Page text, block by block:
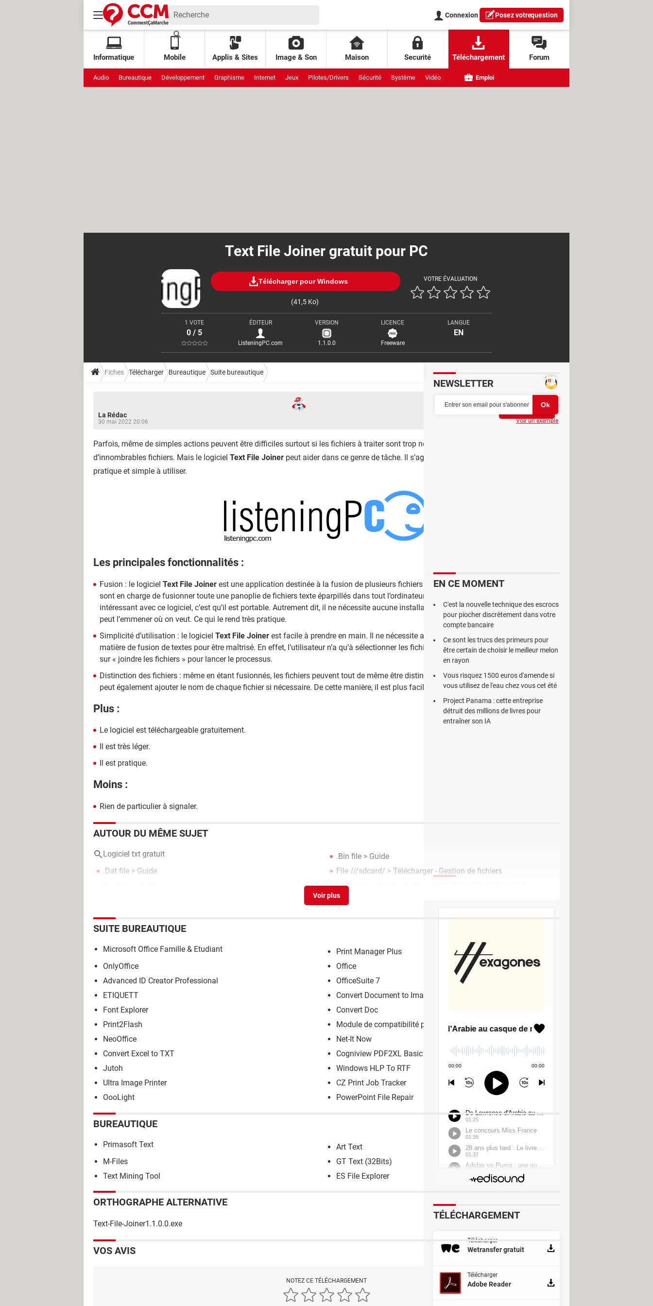
Connexion Posez votrequestion
Informatique Mobile Applis & Sites Image & Son Maison Securité Téléchargement Forum
Audio Bureautique Développement Graphisme Internet Jeux Pilotes/Drivers Sécurité Système Vidéo Emploi
Text File Joiner gratuit pour PC
Télécharger pour Windows
(41,5 Ko)
VOTRE ÉVALUATION
1 VOTE
0 / 5
ÉDITEUR
ListeningPC.com
VERSION
1.1.0.0
LICENCE
Freeware
LANGUE
EN
Fiches Télécharger Bureautique Suite bureautique
La Rédac
30 mai 2022 20:06
Parfois, même de simples actions peuvent être difficiles surtout si les fichiers à traiter sont trop nombreux. Tel est le cas de la fusion
d’innombrables fichiers. Mais le logiciel Text File Joiner peut aider dans ce genre de tâche. Il s’agit d’un outil de fusion de documents
pratique et simple à utiliser.
Les principales fonctionnalités :
Fusion : le logiciel Text File Joiner est une application destinée à la fusion de plusieurs fichiers texte. Il est surtout utile pour ceux qui
sont en charge de fusionner toute une panoplie de fichiers texte éparpillés dans tout l’ordinateur et ayant divers formats. Ce qui est
intéressant avec ce logiciel, c’est qu’il est portable. Autrement dit, il ne nécessite aucune installation pour fonctionner, mais aussi, on
peut l’emmener où on veut. Ce qui le rend très pratique.
Simplicité d’utilisation : le logiciel Text File Joiner est facile à prendre en main. Il ne nécessite aucune compétence particulière en
matière de fusion de textes pour être maîtrisé. En effet, l’utilisateur n’a qu’à sélectionner les fichiers qu’il souhaite fusionner et cliquer
sur « joindre les fichiers » pour lancer le processus.
Distinction des fichiers : même en étant fusionnés, les fichiers peuvent tout de même être distingués et ce, par un espace. L’utilisateur
peut également ajouter le nom de chaque fichier si nécessaire. De cette manière, il est plus facile de retrouver chaque document.
Plus :
Le logiciel est téléchargeable gratuitement.
Il est très léger.
Il est pratique.
Moins :
Rien de particulier à signaler.
AUTOUR DU MÊME SUJET
Logiciel txt gratuit .Bin file > Guide
.Dat file > Guide File ///sdcard/ > Télécharger - Gestion de fichiers
File ///sdcard/dcim/
SUITE BUREAUTIQUE
Microsoft Office Famille & Etudiant
Print Manager Plus
OnlyOffice
Office
Advanced ID Creator Professional
OfficeSuite 7
ETIQUETT
Convert Document to Image
Font Explorer
Convert Doc
Print2Flash
Module de compatibilité pour Office System 2007
NeoOffice
Net-It Now
Convert Excel to TXT
Cogniview PDF2XL Basic
Jutoh
Windows HLP To RTF
Ultra Image Printer
CZ Print Job Tracker
OooLight
PowerPoint File Repair
BUREAUTIQUE
Primasoft Text
Art Text
M-Files
GT Text (32Bits)
Text Mining Tool
ES File Explorer
ORTHOGRAPHE ALTERNATIVE
Text-File-Joiner1.1.0.0.exe
VOS AVIS
NOTEZ CE TÉLÉCHARGEMENT
NEWSLETTER
Voir un exemple
EN CE MOMENT
C'est la nouvelle technique des escrocs
pour piocher discrètement dans votre
compte bancaire
Ce sont les trucs des primeurs pour
être certain de choisir le meilleur melon
en rayon
Vous risquez 1500 euros d'amende si
vous utilisez de l'eau chez vous cet été
Project Panama : cette entreprise
détruit des millions de livres pour
entraîner son IA
TÉLÉCHARGEMENT
Télécharger
Wetransfer gratuit
Télécharger
Adobe Reader